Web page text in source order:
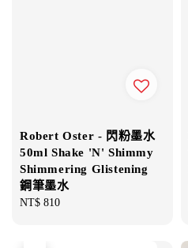
Robert Oster - 閃粉墨水
50ml Shake 'N' Shimmy
Shimmering Glistening
鋼筆墨水
Regular
NT$ 810